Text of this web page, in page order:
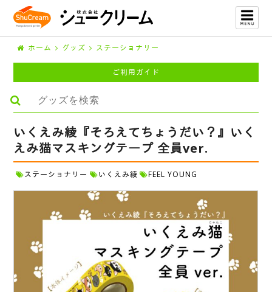
ホーム グッズ ステーショナリー
ご利用ガイド
いくえみ綾『そろえてちょうだい？』いく
えみ猫マスキングテープ 全員ver.
ステーショナリー いくえみ綾 FEEL YOUNG